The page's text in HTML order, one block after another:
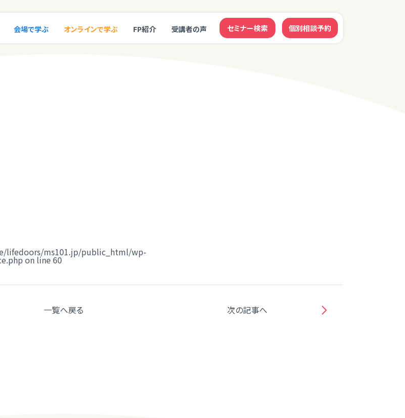
会場で学ぶ オンラインで学ぶ FP紹介 受講者の声 セミナー検索 個別相談予約
lifedoors/ms101.jp/public_html/wp-
on line 60
一覧へ戻る 次の記事へ